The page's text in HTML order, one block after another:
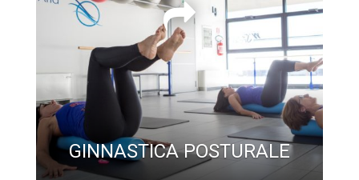
GINNASTICA POSTURALE